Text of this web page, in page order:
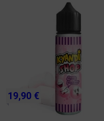
19,90 €